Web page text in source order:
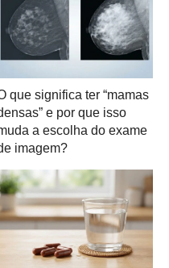
que significa ter “mamas
e por que isso
a escolha do exame
imagem?